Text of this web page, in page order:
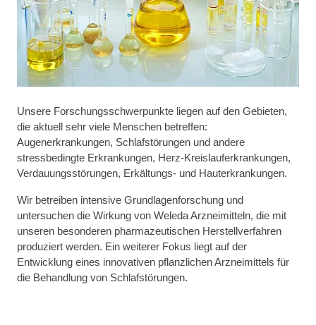
Unsere Forschungsschwerpunkte liegen auf den Gebieten,
die aktuell sehr viele Menschen betreffen:
Augenerkrankungen, Schlafstörungen und andere
stressbedingte Erkrankungen, Herz-Kreislauferkrankungen,
Verdauungsstörungen, Erkältungs- und Hauterkrankungen.
Wir betreiben intensive Grundlagenforschung und
untersuchen die Wirkung von Weleda Arzneimitteln, die mit
unseren besonderen pharmazeutischen Herstellverfahren
produziert werden. Ein weiterer Fokus liegt auf der
Entwicklung eines innovativen pflanzlichen Arzneimittels für
die Behandlung von Schlafstörungen.